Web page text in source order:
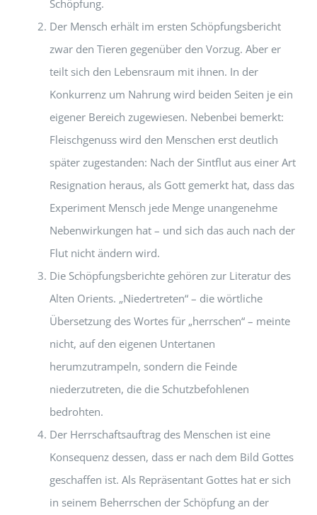
Schöpfung.
Der Mensch erhält im ersten Schöpfungsbericht
zwar den Tieren gegenüber den Vorzug. Aber er
teilt sich den Lebensraum mit ihnen. In der
Konkurrenz um Nahrung wird beiden Seiten je ein
eigener Bereich zugewiesen. Nebenbei bemerkt:
Fleischgenuss wird den Menschen erst deutlich
später zugestanden: Nach der Sintflut aus einer Art
Resignation heraus, als Gott gemerkt hat, dass das
Experiment Mensch jede Menge unangenehme
Nebenwirkungen hat – und sich das auch nach der
Flut nicht ändern wird.
Die Schöpfungsberichte gehören zur Literatur des
Alten Orients. „Niedertreten“ – die wörtliche
Übersetzung des Wortes für „herrschen“ – meinte
nicht, auf den eigenen Untertanen
herumzutrampeln, sondern die Feinde
niederzutreten, die die Schutzbefohlenen
bedrohten.
Der Herrschaftsauftrag des Menschen ist eine
Konsequenz dessen, dass er nach dem Bild Gottes
geschaffen ist. Als Repräsentant Gottes hat er sich
in seinem Beherrschen der Schöpfung an der